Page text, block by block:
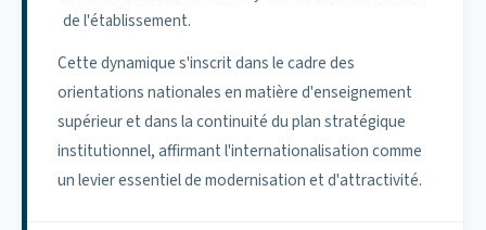
de l'établissement.
Cette dynamique s'inscrit dans le cadre des
orientations nationales en matière d'enseignement
supérieur et dans la continuité du plan stratégique
institutionnel, affirmant l'internationalisation comme
un levier essentiel de modernisation et d'attractivité.